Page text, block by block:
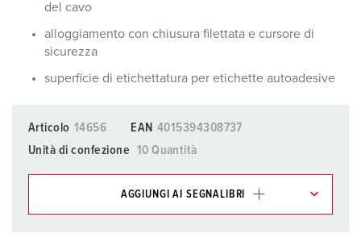
del cavo
alloggiamento con chiusura filettata e cursore di
sicurezza
superficie di etichettatura per etichette autoadesive
Articolo 14656 EAN 4015394308737
Unità di confezione
10 Quantità
AGGIUNGI AI SEGNALIBRI